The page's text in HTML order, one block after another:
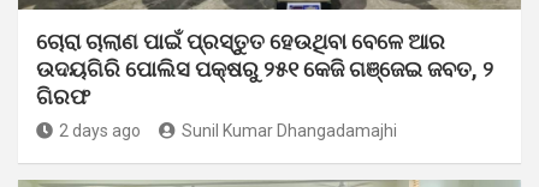
ଚୋରା ଚାଲାଣ ପାଇଁ ପ୍ରସ୍ତୁତ ହେଉଥିବା ବେଳେ ଆର
ଉଦୟଗିରି ପୋଲିସ ପକ୍ଷରୁ ୨୫୧ କେଜି ଗଞ୍ଜେଇ ଜବତ, ୨
ଗିରଫ
2 days ago Sunil Kumar Dhangadamajhi